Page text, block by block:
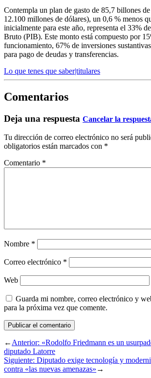
Contempla un plan de gasto de 85,7 billones
12.100 millones de dólares), un 0,6 % menos
inicialmente para este año, representa el 33%
Bruto (PIB). Este monto está compuesto por
funcionamiento, 67% de inversiones
para pago de deudas y transferencias.
Lo que tenes que saber|titulares
Comentarios
Deja una respuesta Cancelar la
Tu dirección de correo electrónico no será
obligatorios están marcados con *
Comentario *
Nombre *
Correo electrónico *
Web
Guarda mi nombre, correo electrónico y
para la próxima vez que comente.
←Anterior: «Rodolfo Friedmann es un
diputado Latorre
Siguiente: Diputado exige tecnología y
contra «las nuevas amenazas» →